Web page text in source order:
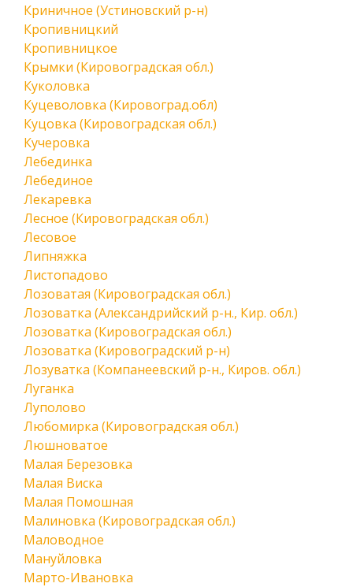
Криничное (Устиновский р-н)
Кропивницкий
Кропивницкое
Крымки (Кировоградская обл.)
Куколовка
Куцеволовка (Кировоград.обл)
Куцовка (Кировоградская обл.)
Кучеровка
Лебединка
Лебединое
Лекаревка
Лесное (Кировоградская обл.)
Лесовое
Липняжка
Листопадово
Лозоватая (Кировоградская обл.)
Лозоватка (Александрийский р-н., Кир. обл.)
Лозоватка (Кировоградская обл.)
Лозоватка (Кировоградский р-н)
Лозуватка (Компанеевский р-н., Киров. обл.)
Луганка
Луполово
Любомирка (Кировоградская обл.)
Люшноватое
Малая Березовка
Малая Виска
Малая Помошная
Малиновка (Кировоградская обл.)
Маловодное
Мануйловка
Марто-Ивановка